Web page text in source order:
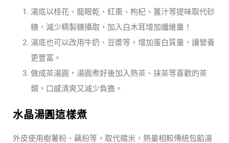
湯底以桂花、龍眼乾、紅棗、枸杞、薑汁等提味取代砂
糖，減少精製糖攝取，加入白木耳增加纖維量！
湯底也可以改用牛奶、豆漿等，增加蛋白質量，讓營養
更豐富。
做成茶湯圓，湯圓煮好後加入熱茶、抹茶等喜歡的茶
類，口感清爽又減少負擔。
水晶湯圓這樣煮
外皮使用樹薯粉、藕粉等，取代糯米，熱量相較傳統包餡湯